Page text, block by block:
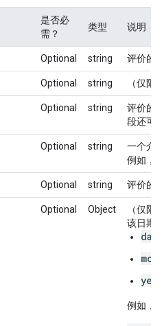
是否必
需？
类型 说明
Optional string 评价的
Optional string （仅
Optional string
评价的
段还可
Optional string
一个介
例如，
Optional string 评价的
Optional Object
（仅
该日期
day
例如，